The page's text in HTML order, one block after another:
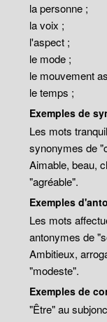
la personne ;
la voix ;
l'aspect ;
le mode ;
le mouvement
le temps ;
Exemples de
Les mots
synonymes de
Aimable, beau,
"agréable".
Exemples
Les mots
antonymes de
Ambitieux,
"modeste".
Exemples de
"Être" au